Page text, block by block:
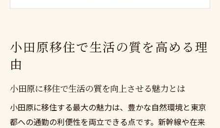
移住体験談から見る生活の質の違い
小田原に移住で生活の質を向上できる理由
自然と都市機能が共存する小田原の魅力を
小田原移住で生活の質を高める理
由
小田原に移住で生活の質を向上させる魅力とは
小田原に移住する最大の魅力は、豊かな自然環境と東京
都への通勤の利便性を両立できる点です。新幹線や在来